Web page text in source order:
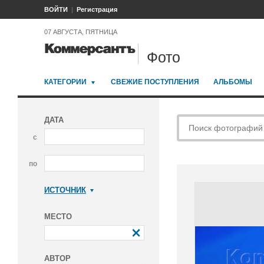
ВОЙТИ Регистрация
07 АВГУСТА, ПЯТНИЦА
Фото
КАТЕГОРИИ СВЕЖИЕ ПОСТУПЛЕНИЯ АЛЬБОМЫ
ДАТА
с
по
ИСТОЧНИК
МЕСТО
АВТОР